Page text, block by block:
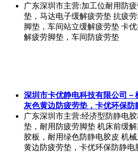
广东深圳市主营:加工位耐用防
垫，马达电子缓解疲劳垫 抗疲
脚垫，车间站立缓解疲劳垫 卡
解疲劳脚垫，车间防疲劳垫
深圳市卡优静电科技有限公司－
灰色黄边防疲劳垫，卡优环保防
广东深圳市主营:经济型防静电
垫，耐用防疲劳脚垫 机床前缓
胶板，耐用绿色防静电胶皮 机
黄边防疲劳垫，卡优环保防静电